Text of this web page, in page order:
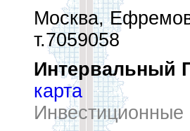
Москва,
т.7059058
Интервальный
карта